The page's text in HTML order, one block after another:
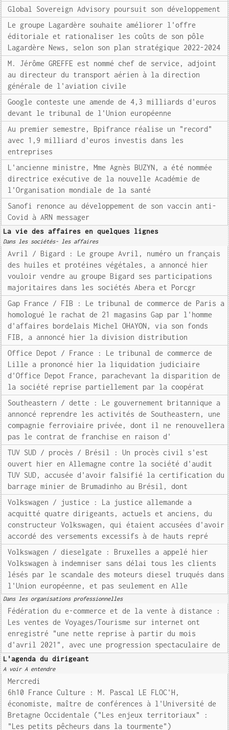
Global Sovereign Advisory poursuit son développement
Le groupe Lagardère souhaite améliorer l'offre
éditoriale et rationaliser les coûts de son pôle
Lagardère News, selon son plan stratégique 2022-2024
M. Jérôme GREFFE est nommé chef de service, adjoint
au directeur du transport aérien à la direction
générale de l'aviation civile
Google conteste une amende de 4,3 milliards d'euros
devant le tribunal de l'Union européenne
Au premier semestre, Bpifrance réalise un "record"
avec 1,9 milliard d'euros investis dans les
entreprises
L'ancienne ministre, Mme Agnès BUZYN, a été nommée
directrice exécutive de la nouvelle Académie de
l'Organisation mondiale de la santé
Sanofi renonce au développement de son vaccin anti-
Covid à ARN messager
La vie des affaires en quelques lignes
Dans les sociétés- les affaires
Avril / Bigard : Le groupe Avril, numéro un français
des huiles et protéines végétales, a annoncé hier
vouloir vendre au groupe Bigard ses participations
majoritaires dans les sociétés Abera et Porcgr
Gap France / FIB : Le tribunal de commerce de Paris a
homologué le rachat de 21 magasins Gap par l'homme
d'affaires bordelais Michel OHAYON, via son fonds
FIB, a annoncé hier la division distribution
Office Depot / France : Le tribunal de commerce de
Lille a prononcé hier la liquidation judiciaire
d'Office Depot France, parachevant la disparition de
la société reprise partiellement par la coopérat
Southeastern / dette : Le gouvernement britannique a
annoncé reprendre les activités de Southeastern, une
compagnie ferroviaire privée, dont il ne renouvellera
pas le contrat de franchise en raison d'
TUV SUD / procès / Brésil : Un procès civil s'est
ouvert hier en Allemagne contre la société d'audit
TUV SUD, accusée d'avoir falsifié la certification du
barrage minier de Brumadinho au Brésil, dont
Volkswagen / justice : La justice allemande a
acquitté quatre dirigeants, actuels et anciens, du
constructeur Volkswagen, qui étaient accusées d'avoir
accordé des versements excessifs à de hauts repré
Volkswagen / dieselgate : Bruxelles a appelé hier
Volkswagen à indemniser sans délai tous les clients
lésés par le scandale des moteurs diesel truqués dans
l'Union européenne, et pas seulement en Alle
Dans les organisations professionnelles
Fédération du e-commerce et de la vente à distance :
Les ventes de Voyages/Tourisme sur internet ont
enregistré "une nette reprise à partir du mois
d'avril 2021", avec une progression spectaculaire de
L'agenda du dirigeant
A voir A entendre
Mercredi
6h10 France Culture : M. Pascal LE FLOC'H,
économiste, maître de conférences à l'Université de
Bretagne Occidentale ("Les enjeux territoriaux" :
"Les petits pêcheurs dans la tourmente")